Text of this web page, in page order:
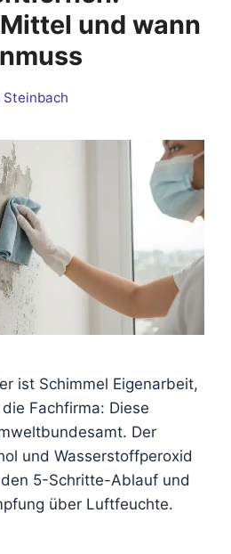
und wann
Steinbach
ist Schimmel Eigenarbeit,
Fachfirma: Diese
Der
und Wasserstoffperoxid
5-Schritte-Ablauf und
über Luftfeuchte.